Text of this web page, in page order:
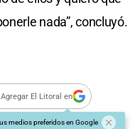
nada”, concluyó.
El Litoral en
medios preferidos en Google